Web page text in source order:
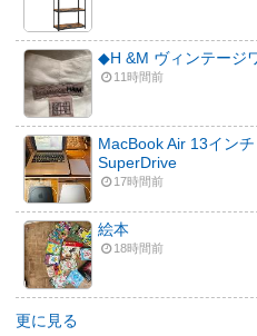
◆H &M ヴィンテージ
11時間前
MacBook Air 13イン
SuperDrive
17時間前
絵本
18時間前
更に見る